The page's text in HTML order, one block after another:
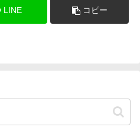
LINE コピー